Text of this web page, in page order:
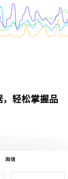
轻松掌握品